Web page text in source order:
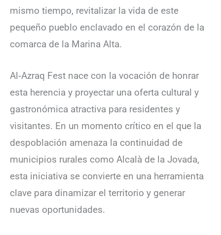
mismo tiempo, revitalizar la vida de este
pequeño pueblo enclavado en el corazón de la
comarca de la Marina Alta.
Al‑Azraq Fest nace con la vocación de honrar
esta herencia y proyectar una oferta cultural y
gastronómica atractiva para residentes y
visitantes. En un momento crítico en el que la
despoblación amenaza la continuidad de
municipios rurales como Alcalà de la Jovada,
esta iniciativa se convierte en una herramienta
clave para dinamizar el territorio y generar
nuevas oportunidades.